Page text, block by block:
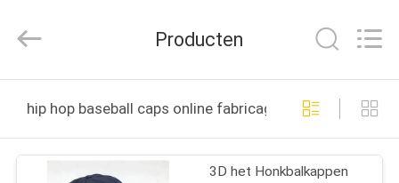
PRODUCTEN
Reserved.
Producten
hip hop baseball caps online fabricage
3D het Honkbalkappen